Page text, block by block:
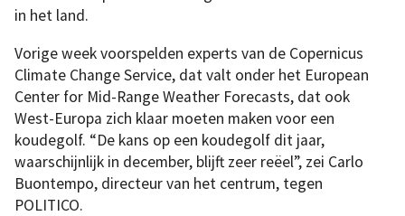
in het land.
Vorige week voorspelden experts van de Copernicus
Climate Change Service, dat valt onder het European
Center for Mid-Range Weather Forecasts, dat ook
West-Europa zich klaar moeten maken voor een
koudegolf. “De kans op een koudegolf dit jaar,
waarschijnlijk in december, blijft zeer reëel”, zei Carlo
Buontempo, directeur van het centrum, tegen
POLITICO.